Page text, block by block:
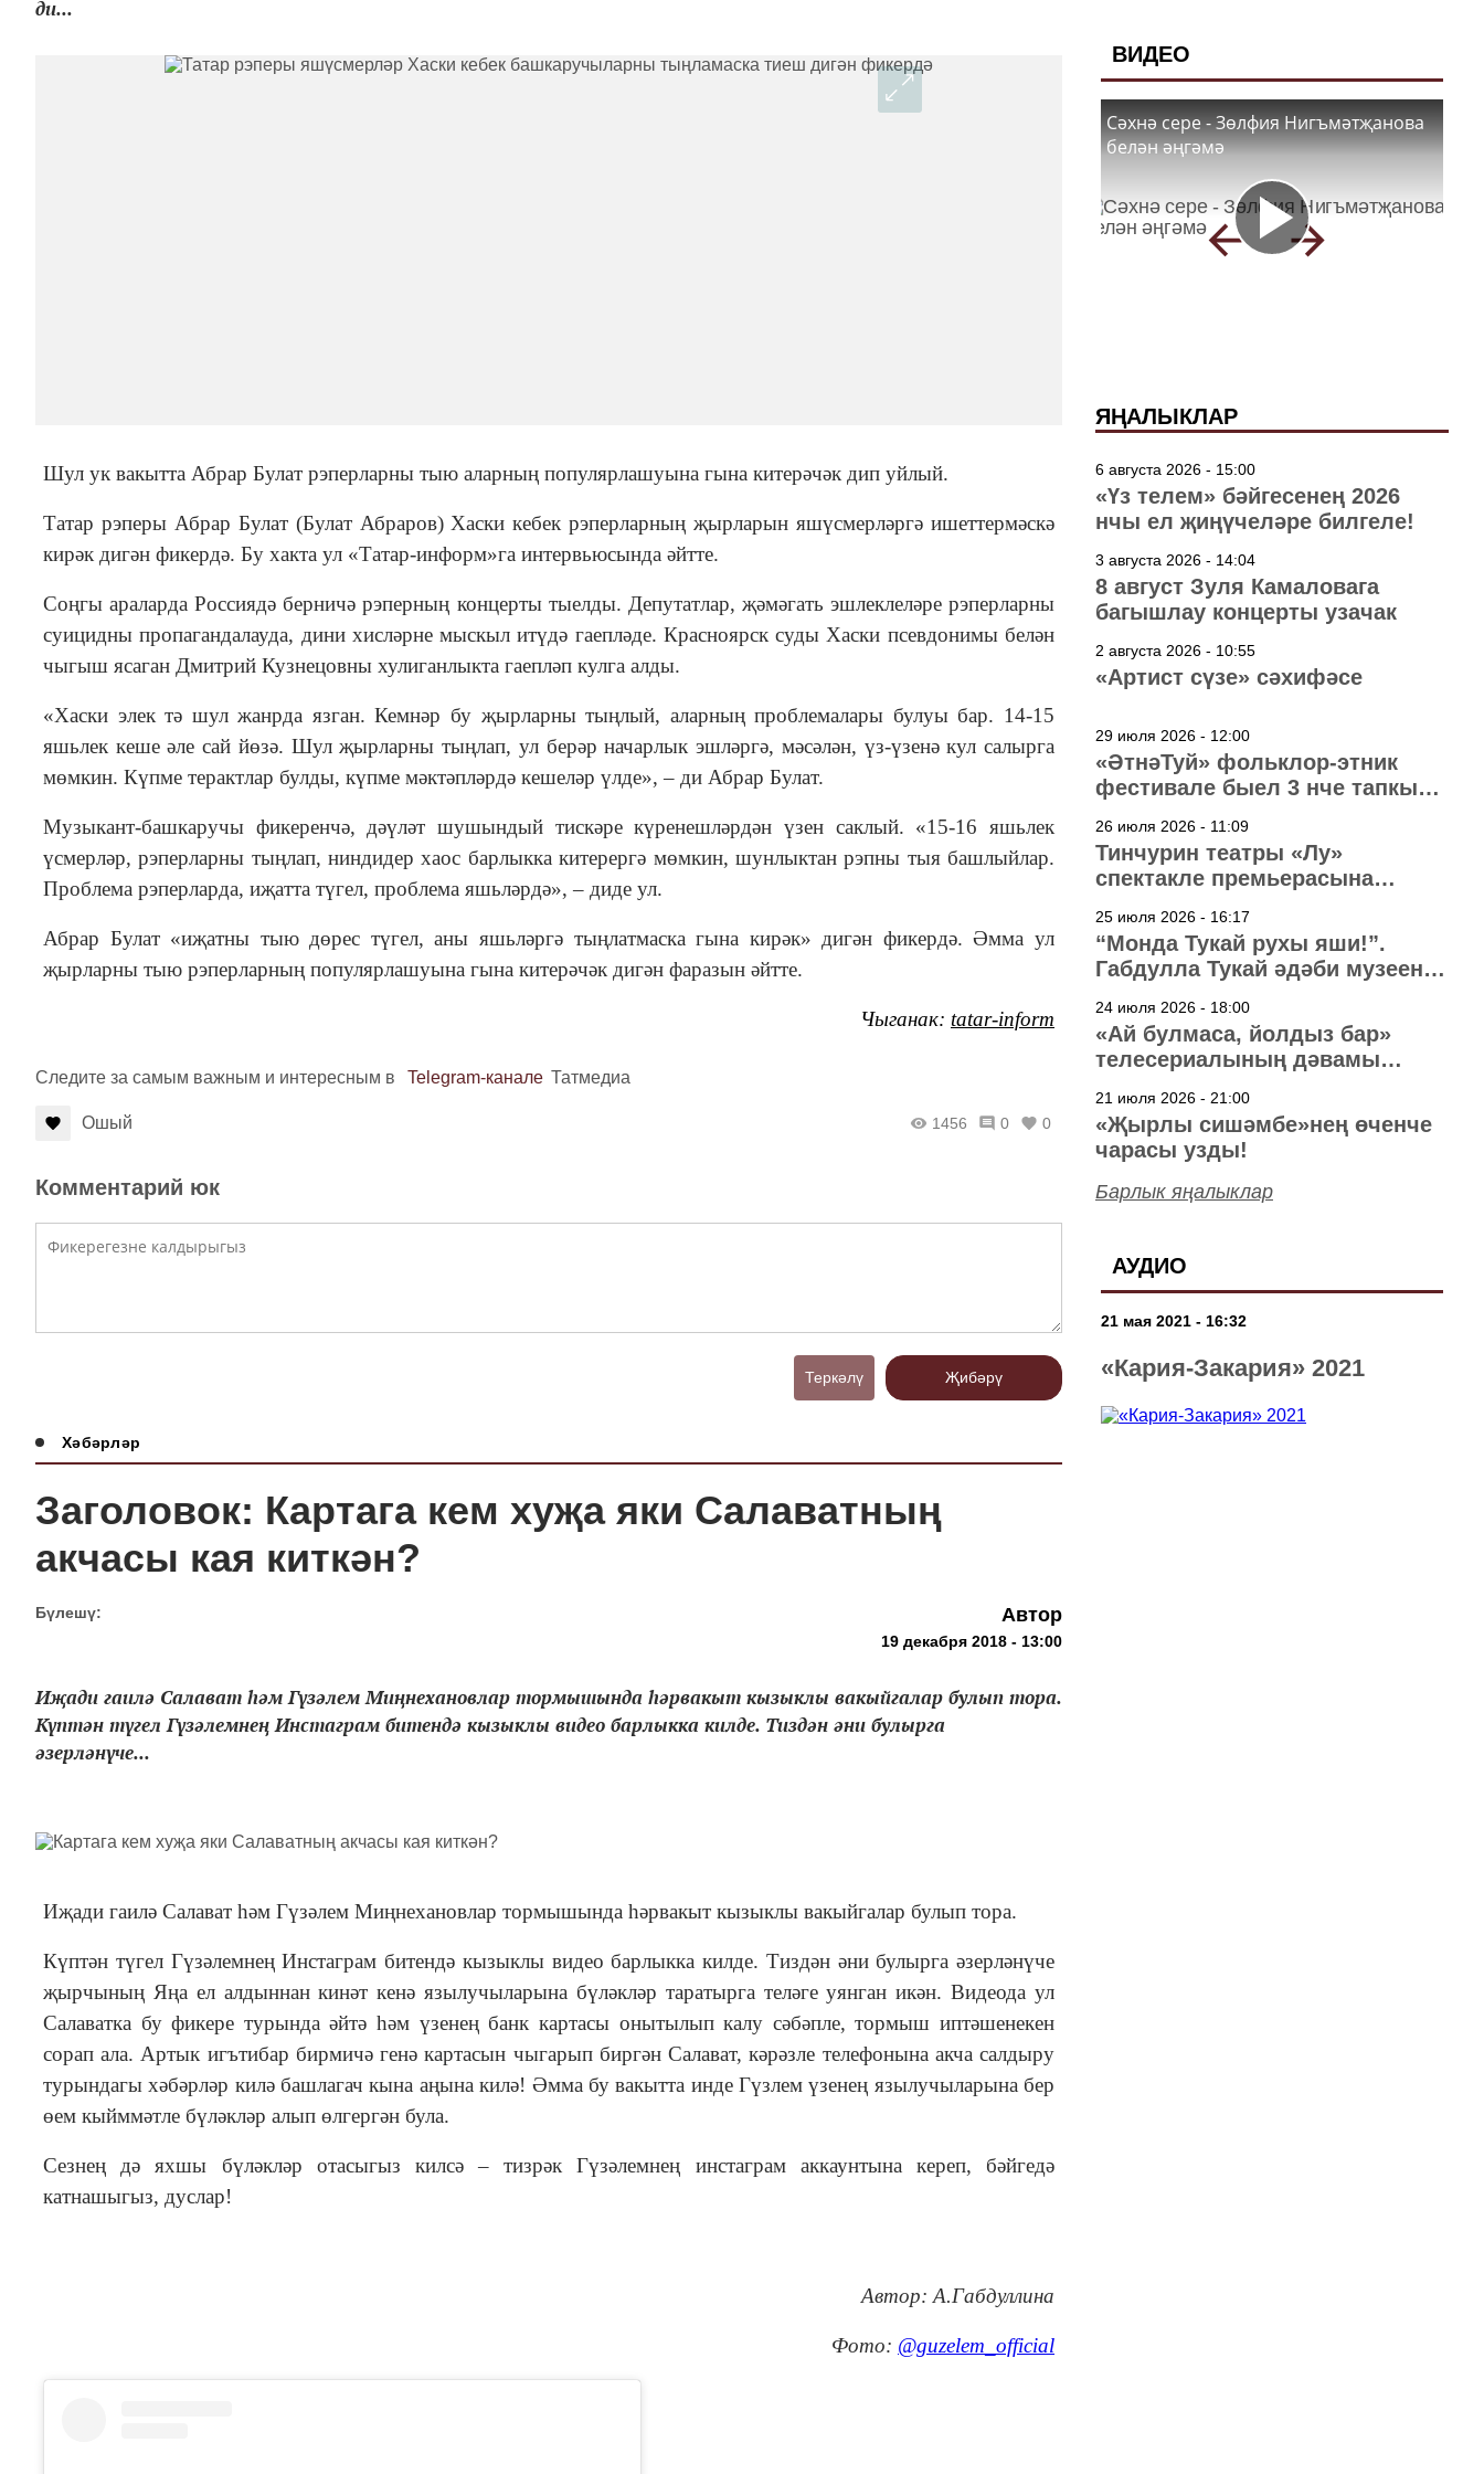
ди...
Шул ук вакытта Абрар Булат рэперларны тыю аларның популярлашуына гына китерәчәк дип уйлый.
Татар рэперы Абрар Булат (Булат Абраров) Хаски кебек рэперларның җырларын яшүсмерләргә ишеттермәскә
кирәк дигән фикердә. Бу хакта ул «Татар-информ»га интервьюсында әйтте.
Соңгы араларда Россиядә берничә рэперның концерты тыелды. Депутатлар, җәмәгать эшлеклеләре рэперларны
суицидны пропагандалауда, дини хисләрне мыскыл итүдә гаепләде. Красноярск суды Хаски псевдонимы белән
чыгыш ясаган Дмитрий Кузнецовны хулиганлыкта гаепләп кулга алды.
«Хаски элек тә шул жанрда язган. Кемнәр бу җырларны тыңлый, аларның проблемалары булуы бар. 14-15
яшьлек кеше әле сай йөзә. Шул җырларны тыңлап, ул берәр начарлык эшләргә, мәсәлән, үз-үзенә кул салырга
мөмкин. Күпме терактлар булды, күпме мәктәпләрдә кешеләр үлде», ‒ ди Абрар Булат.
Музыкант-башкаручы фикеренчә, дәүләт шушындый тискәре күренешләрдән үзен саклый. «15-16 яшьлек
үсмерләр, рэперларны тыңлап, ниндидер хаос барлыкка китерергә мөмкин, шунлыктан рэпны тыя башлыйлар.
Проблема рэперларда, иҗатта түгел, проблема яшьләрдә», ‒ диде ул.
Абрар Булат «иҗатны тыю дөрес түгел, аны яшьләргә тыңлатмаска гына кирәк» дигән фикердә. Әмма ул
җырларны тыю рэперларның популярлашуына гына китерәчәк дигән фаразын әйтте.
Чыганак: tatar-inform
Следите за самым важным и интересным в Telegram-канале Татмедиа
Ошый 1456 0 0
Комментарий юк
Теркәлү Җибәрү
Хәбәрләр
Заголовок: Картага кем хуҗа яки Салаватның
акчасы кая киткән?
Бүлешү: Автор
19 декабря 2018 - 13:00
Иҗади гаилә Салават һәм Гүзәлем Миңнехановлар тормышында һәрвакыт кызыклы вакыйгалар булып тора.
Күптән түгел Гүзәлемнең Инстаграм битендә кызыклы видео барлыкка килде. Тиздән әни булырга
әзерләнүче...
Иҗади гаилә Салават һәм Гүзәлем Миңнехановлар тормышында һәрвакыт кызыклы вакыйгалар булып тора.
Күптән түгел Гүзәлемнең Инстаграм битендә кызыклы видео барлыкка килде. Тиздән әни булырга әзерләнүче
җырчының Яңа ел алдыннан кинәт кенә язылучыларына бүләкләр таратырга теләге уянган икән. Видеода ул
Салаватка бу фикере турында әйтә һәм үзенең банк картасы онытылып калу сәбәпле, тормыш иптәшенекен
сорап ала. Артык игътибар бирмичә генә картасын чыгарып биргән Салават, кәрәзле телефонына акча салдыру
турындагы хәбәрләр килә башлагач кына аңына килә! Әмма бу вакытта инде Гүзлем үзенең язылучыларына бер
өем кыйммәтле бүләкләр алып өлгергән була.
Сезнең дә яхшы бүләкләр отасыгыз килсә – тизрәк Гүзәлемнең инстаграм аккаунтына кереп, бәйгедә
катнашыгыз, дуслар!
Автор: А.Габдуллина
Фото: @guzelem_official
ВИДЕО
Сәхнә сере - Зөлфия Нигъмәтҗанова
белән әңгәмә
ЯҢАЛЫКЛАР
6 августа 2026 - 15:00
«Үз телем» бәйгесенең 2026
нчы ел җиңүчеләре билгеле!
3 августа 2026 - 14:04
8 август Зуля Камаловага
багышлау концерты узачак
2 августа 2026 - 10:55
«Артист сүзе» сәхифәсе
29 июля 2026 - 12:00
«ӘтнәТуй» фольклор-этник
фестивале быел 3 нче тапкыр
26 июля 2026 - 11:09
Тинчурин театры «Лу»
спектакле премьерасына
25 июля 2026 - 16:17
“Монда Тукай рухы яши!”.
Габдулла Тукай әдәби музеена
24 июля 2026 - 18:00
«Ай булмаса, йолдыз бар»
телесериалының дәвамы
21 июля 2026 - 21:00
«Җырлы сишәмбе»нең өченче
чарасы узды!
Барлык яңалыклар
АУДИО
21 мая 2021 - 16:32
«Кария-Закария» 2021